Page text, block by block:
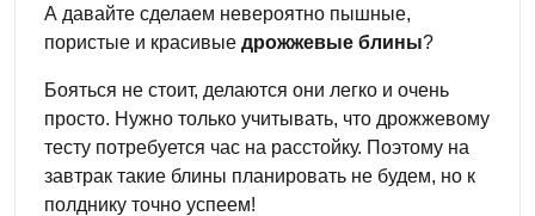
А давайте сделаем невероятно пышные,
пористые и красивые дрожжевые блины?
Бояться не стоит, делаются они легко и очень
просто. Нужно только учитывать, что дрожжевому
тесту потребуется час на расстойку. Поэтому на
завтрак такие блины планировать не будем, но к
полднику точно успеем!